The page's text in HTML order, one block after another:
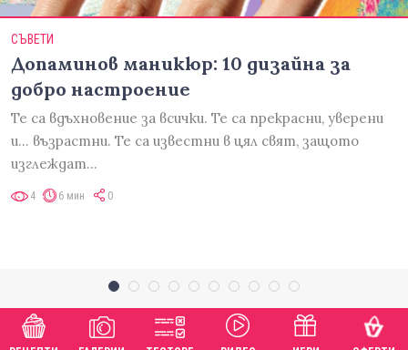
СЪВЕТИ
Допаминов маникюр: 10 дизайна за
добро настроение
Те са вдъхновение за всички. Те са прекрасни, уверени
и... възрастни. Те са известни в цял свят, защото
изглеждат…
4 6 мин 0